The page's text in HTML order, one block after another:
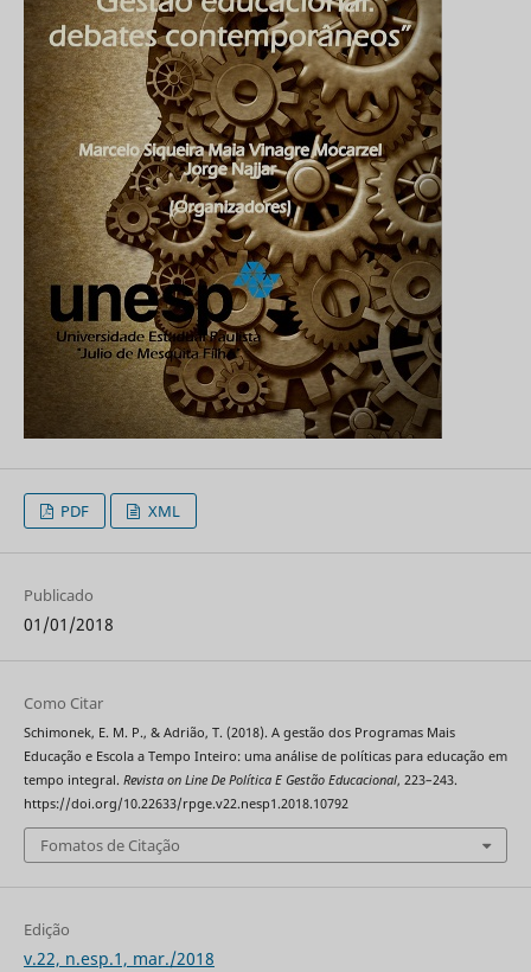
PDF XML
Publicado
01/01/2018
Como Citar
Schimonek, E. M. P., & Adrião, T. (2018). A gestão dos Programas Mais
Educação e Escola a Tempo Inteiro: uma análise de políticas para educação em
tempo integral. Revista on Line De Política E Gestão Educacional, 223–243.
https://doi.org/10.22633/rpge.v22.nesp1.2018.10792
Fomatos de Citação
Edição
v.22, n.esp.1, mar./2018